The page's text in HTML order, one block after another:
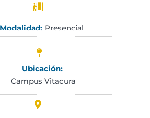
Modalidad: Presencial
Ubicación:
Campus Vitacura